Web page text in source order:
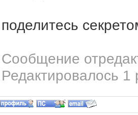
поделитесь
Сообщение
Редактировалось 1